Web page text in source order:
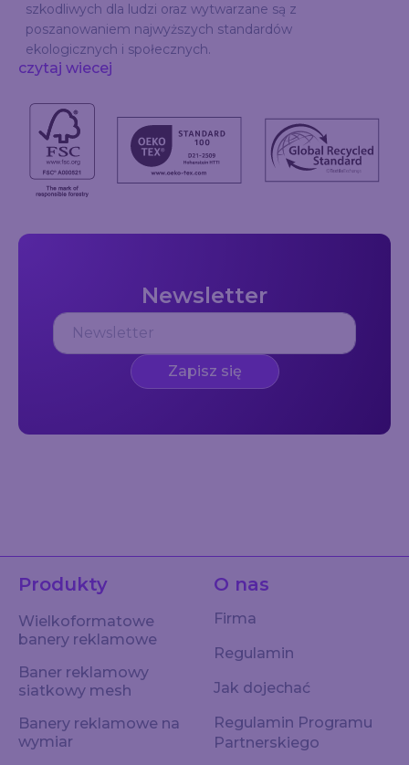
szkodliwych dla ludzi oraz wytwarzane są z
poszanowaniem najwyższych standardów
ekologicznych i społecznych.
czytaj wiecej
Newsletter
Zapisz się
Produkty
Wielkoformatowe
banery reklamowe
Baner reklamowy
siatkowy mesh
Banery reklamowe na
wymiar
O nas
Firma
Regulamin
Jak dojechać
Regulamin Programu
Partnerskiego